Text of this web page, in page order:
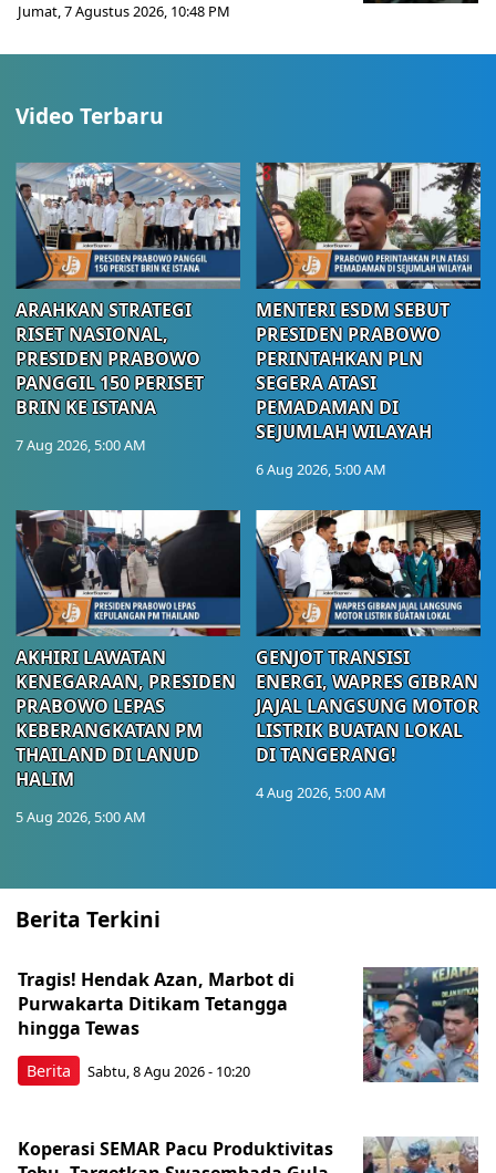
Jumat, 7 Agustus 2026, 10:48 PM
Video Terbaru
ARAHKAN STRATEGI
RISET NASIONAL,
PRESIDEN PRABOWO
PANGGIL 150 PERISET
BRIN KE ISTANA
7 Aug 2026, 5:00 AM
MENTERI ESDM SEBUT
PRESIDEN PRABOWO
PERINTAHKAN PLN
SEGERA ATASI
PEMADAMAN DI
SEJUMLAH WILAYAH
6 Aug 2026, 5:00 AM
AKHIRI LAWATAN
KENEGARAAN, PRESIDEN
PRABOWO LEPAS
KEBERANGKATAN PM
THAILAND DI LANUD
HALIM
5 Aug 2026, 5:00 AM
GENJOT TRANSISI
ENERGI, WAPRES GIBRAN
JAJAL LANGSUNG MOTOR
LISTRIK BUATAN LOKAL
DI TANGERANG!
4 Aug 2026, 5:00 AM
Berita Terkini
Berita
Tragis! Hendak Azan, Marbot di
Purwakarta Ditikam Tetangga
hingga Tewas
Sabtu, 8 Agu 2026 - 10:20
Koperasi SEMAR Pacu Produktivitas